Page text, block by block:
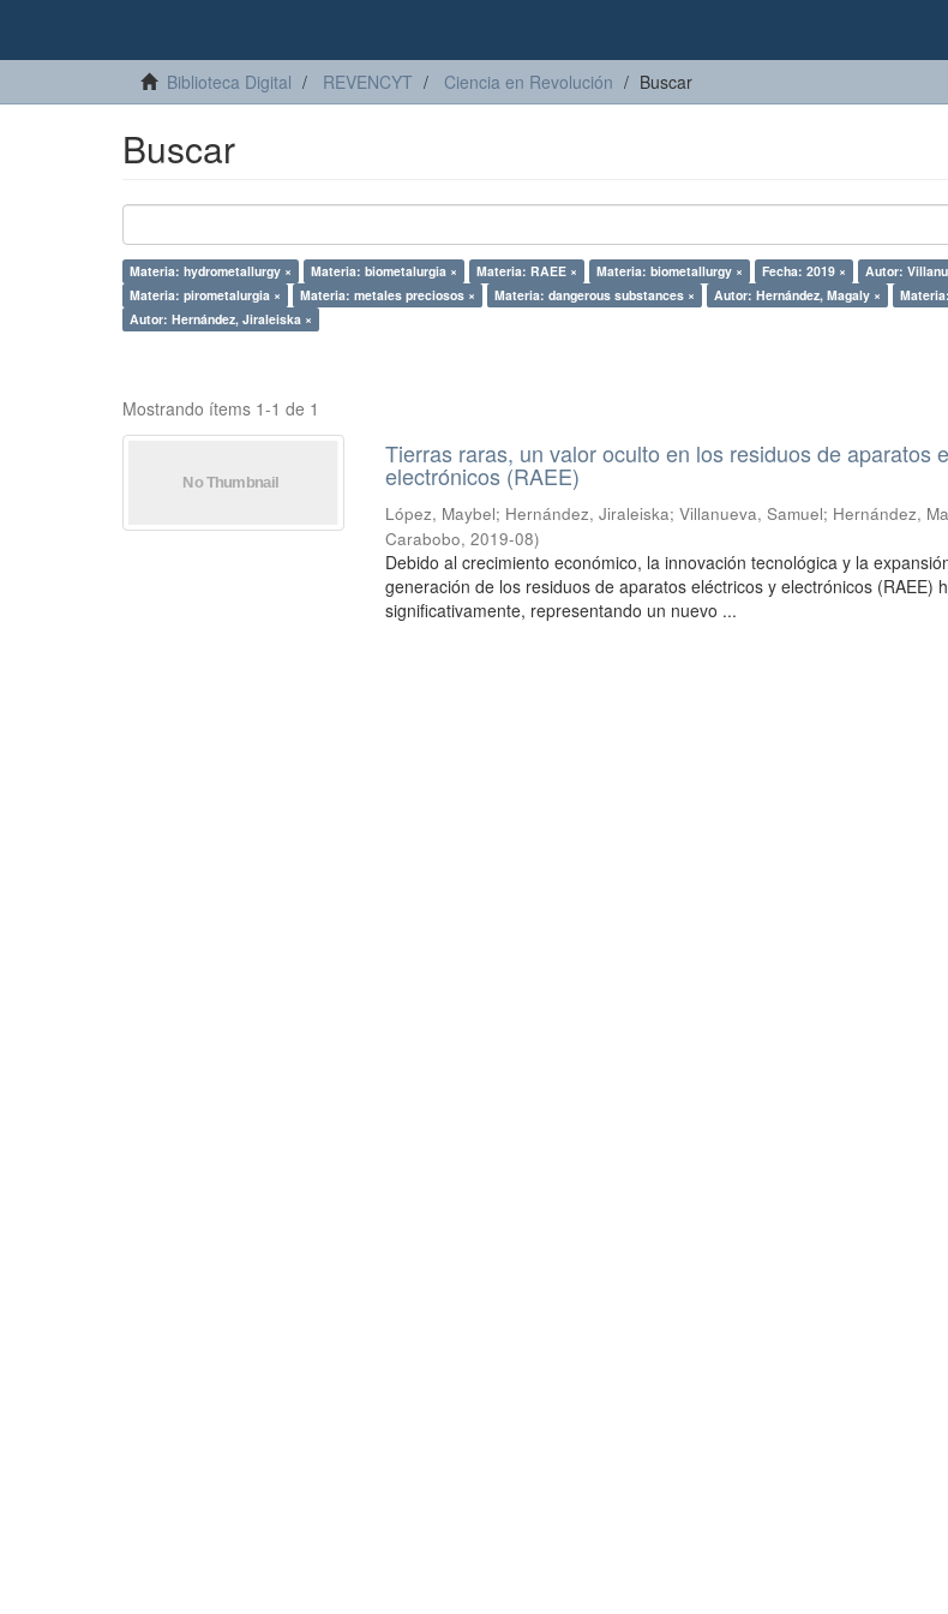
Biblioteca Digital REVENCYT Ciencia en Revolución Buscar
Buscar
Materia: hydrometallurgy × Materia: biometalurgia × Materia: RAEE × Materia: biometallurgy × Fecha: 2019 ×
Autor:
Materia: pirometalurgia ×
Materia: metales preciosos × Materia: dangerous substances × Autor: Hernández, Magaly ×
Autor: Hernández, Jiraleiska ×
Mostrando ítems 1-1 de 1
Tierras raras, un valor oculto en los residuos de aparatos
electrónicos (RAEE)
López, Maybel; Hernández, Jiraleiska;Villanueva, Samuel; Hernández,
Carabobo,2019-08)
Debido al crecimiento económico, la innovación tecnológica y la
generación de los residuos de aparatos eléctricos y electrónicos (RAEE)
significativamente, representando un nuevo ...